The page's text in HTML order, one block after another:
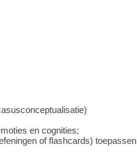
en cognities;
of flashcards) toepassen